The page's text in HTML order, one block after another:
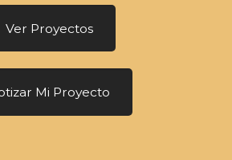
Ver Proyectos
Mi Proyecto